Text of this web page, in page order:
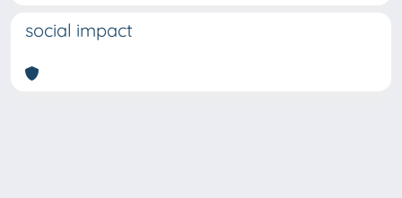
social impact